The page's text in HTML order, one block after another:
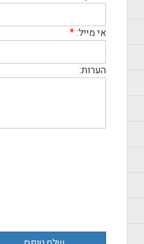
אי מייל:*
הערות: